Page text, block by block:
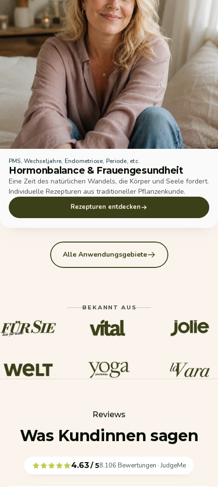
PMS, Wechseljahre, Endometriose, Periode, etc.
Hormonbalance & Frauengesundheit
Eine Zeit des natürlichen Wandels, die Körper und Seele fordert.
Individuelle Rezepturen aus traditioneller Pflanzenkunde.
Rezepturen entdecken
Alle Anwendungsgebiete
BEKANNT AUS
Reviews
Was Kundinnen sagen
4.63/ 58.106 Bewertungen · JudgeMe